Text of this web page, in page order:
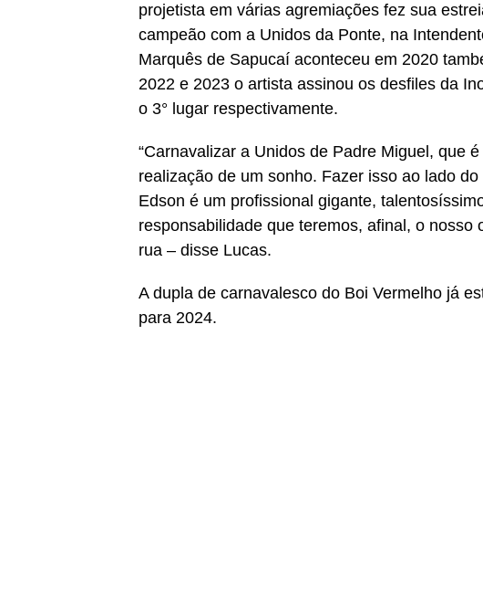
projetista em várias agremiações fez sua
campeão com a Unidos da Ponte, na
Marquês de Sapucaí aconteceu em 2020
2022 e 2023 o artista assinou os desfiles da
o 3° lugar respectivamente.
“Carnavalizar a Unidos de Padre Miguel, que
realização de um sonho. Fazer isso ao lado
Edson é um profissional gigante,
responsabilidade que teremos, afinal, o
rua – disse Lucas.
A dupla de carnavalesco do Boi Vermelho já
para 2024.